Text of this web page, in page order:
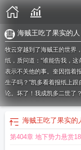
海贼王吃了果实的人
牧云穿越到了海贼王的世界
纸，质问道：“谁能告我，这
表示不关他的事。奎因指着
生子吗？”凯多看着报纸上
论。坏了！我成凯多二世了
人吃了人人果实海贼王人
变美女 海贼王人造果实副作
果实的发明家
人造果实缺点 海贼王吃了
海贼王吃了果实的
第404章 地下势力悬赏